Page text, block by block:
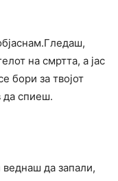
на смртта, а јас
бори за твојот
да спиеш.
да запали,